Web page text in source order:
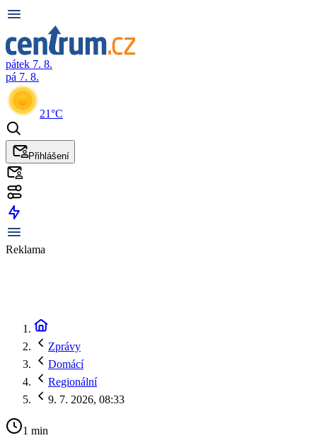
pátek 7. 8.
pá 7. 8.
21°C
Přihlášení
Reklama
Zprávy
Domácí
Regionální
9. 7. 2026, 08:33
1 min